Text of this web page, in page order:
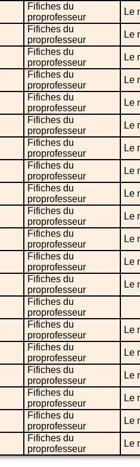
Fifiches du
proprofesseur
Le
Fifiches du
proprofesseur
Le
Fifiches du
proprofesseur
Le
Fifiches du
proprofesseur
Le
Fifiches du
proprofesseur
Le
Fifiches du
proprofesseur
Le
Fifiches du
proprofesseur
Le
Fifiches du
proprofesseur
Le
Fifiches du
proprofesseur
Le
Fifiches du
proprofesseur
Le
Fifiches du
proprofesseur
Le
Fifiches du
proprofesseur
Le
Fifiches du
proprofesseur
Le
Fifiches du
proprofesseur
Fifiches du
proprofesseur
Le
Fifiches du
proprofesseur
Le
Fifiches du
proprofesseur
Le
Fifiches du
proprofesseur
Le
Fifiches du
proprofesseur
Le
Fifiches du
proprofesseur
Le